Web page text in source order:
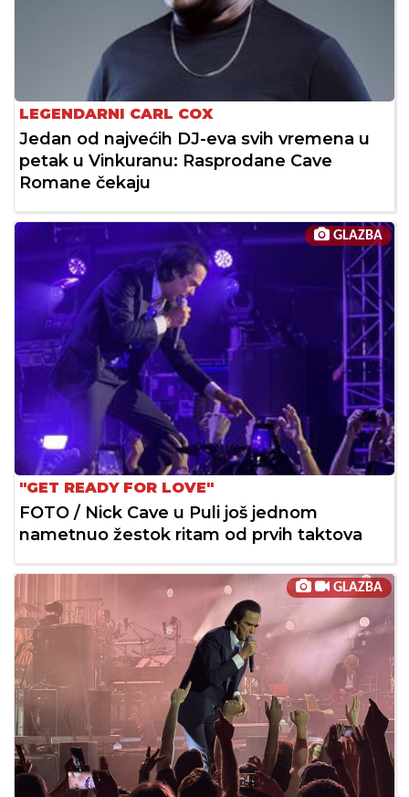
LEGENDARNI CARL COX
Jedan od najvećih DJ-eva svih vremena u
petak u Vinkuranu: Rasprodane Cave
Romane čekaju
GLAZBA
"GET READY FOR LOVE"
FOTO / Nick Cave u Puli još jednom
nametnuo žestok ritam od prvih taktova
GLAZBA